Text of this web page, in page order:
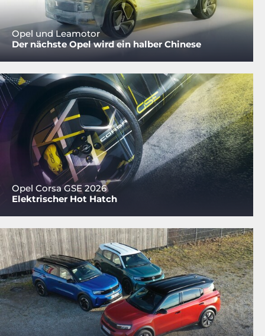
Opel und Leamotor
Der nächste Opel wird ein halber Chinese
Opel Corsa GSE 2026
Elektrischer Hot Hatch